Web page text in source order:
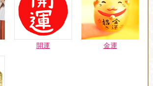
開運 金運